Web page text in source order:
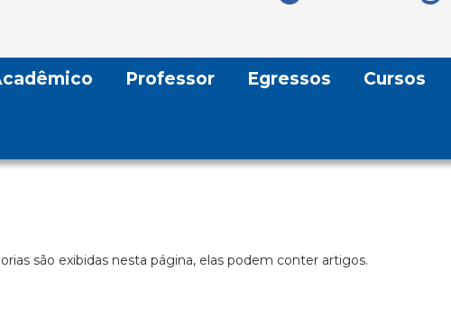
Professor Egressos Cursos
são exibidas nesta página, elas podem conter artigos.